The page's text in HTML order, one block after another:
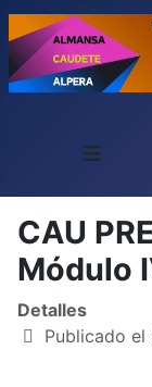
≡
CAU
Módulo
Detalles
Publicado el